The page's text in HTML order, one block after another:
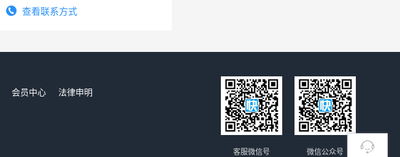
号同微信查看联系方式
会员中心
法律申明
微信公众号
客服微信号